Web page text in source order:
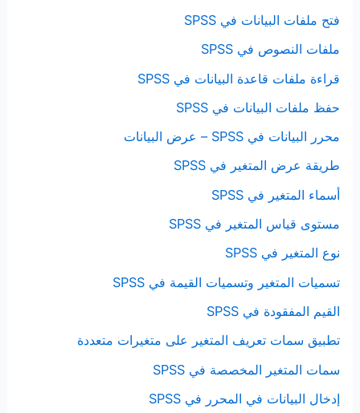
فتح ملفات البيانات في SPSS
ملفات النصوص في SPSS
قراءة ملفات قاعدة البيانات في SPSS
حفظ ملفات البيانات في SPSS
محرر البيانات في SPSS – عرض البيانات
طريقة عرض المتغير في SPSS
أسماء المتغير في SPSS
مستوى قياس المتغير في SPSS
نوع المتغير في SPSS
تسميات المتغير وتسميات القيمة في SPSS
القيم المفقودة في SPSS
تطبيق سمات تعريف المتغير على متغيرات متعددة
سمات المتغير المخصصة في SPSS
إدخال البيانات في المحرر في SPSS